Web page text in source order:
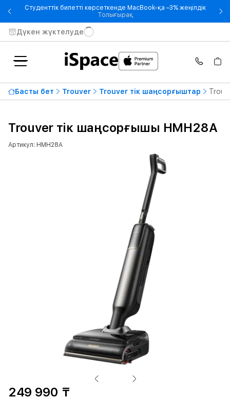
Студенттік билетті көрсеткенде MacBook-қа –3% жеңілдік
Толығырақ- Студенттік билетті
Дүкен жүктелуде
Басты бет Trouver Trouver тік шаңсорғыштар
Trouver тік шаңсорғышы HMH28A
Артикул: HMH28A
249 990 ₸